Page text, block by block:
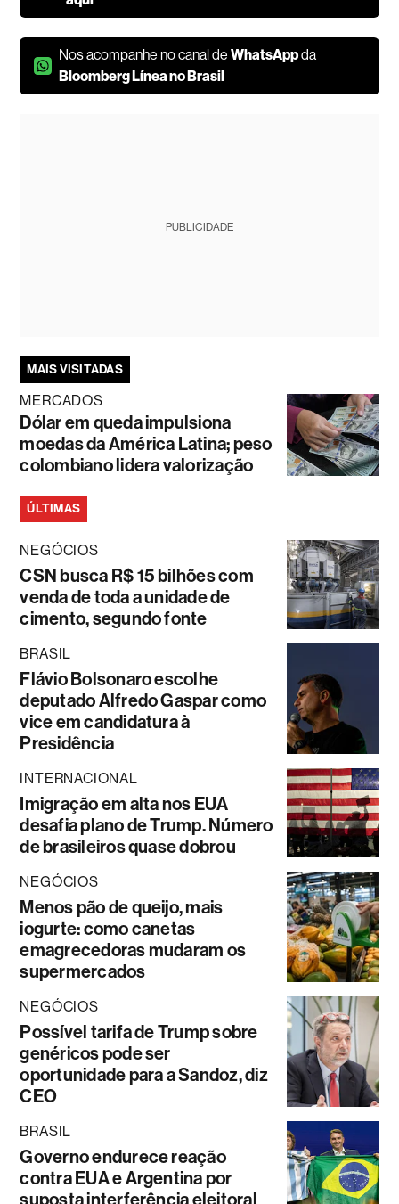
Nos acompanhe no canal deWhatsAppda
Bloomberg Línea no Brasil
PUBLICIDADE
MAIS VISITADAS
MERCADOS
Dólar em queda impulsiona
moedas da América Latina; peso
colombiano lidera valorização
ÚLTIMAS
NEGÓCIOS
CSN busca R$ 15 bilhões com
venda de toda a unidade de
cimento, segundo fonte
BRASIL
Flávio Bolsonaro escolhe
deputado Alfredo Gaspar como
vice em candidatura à
Presidência
INTERNACIONAL
Imigração em alta nos EUA
desafia plano de Trump. Número
de brasileiros quase dobrou
NEGÓCIOS
Menos pão de queijo, mais
iogurte: como canetas
emagrecedoras mudaram os
supermercados
NEGÓCIOS
Possível tarifa de Trump sobre
genéricos pode ser
oportunidade para a Sandoz, diz
CEO
BRASIL
Governo endurece reação
contra EUA e Argentina por
suposta interferência eleitoral